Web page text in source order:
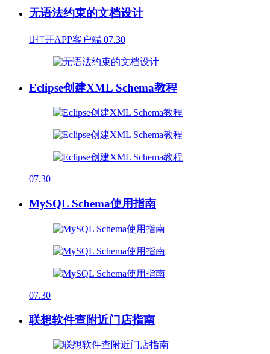
无语法约束的文档设计
打开APP客户端 07.30
Eclipse创建XML Schema教程
07.30
MySQL Schema使用指南
07.30
联想软件查附近门店指南